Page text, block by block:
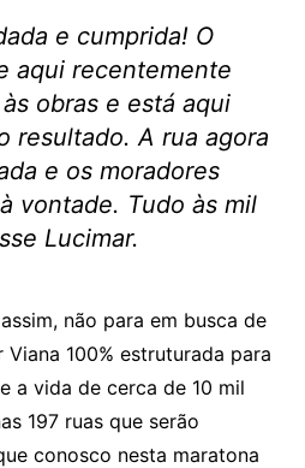
e cumprida! O
aqui recentemente
obras e está aqui
resultado. A rua agora
e os moradores
vontade. Tudo às mil
Lucimar.
não para em busca de
100% estruturada para
a vida de cerca de 10 mil
197 ruas que serão
conosco nesta maratona